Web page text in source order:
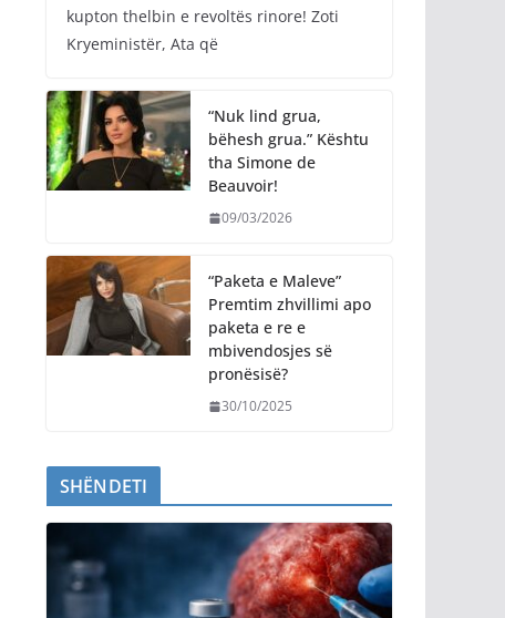
kupton thelbin e revoltës rinore! Zoti
Kryeministër, Ata që
“Nuk lind grua,
bëhesh grua.” Kështu
tha Simone de
Beauvoir!
09/03/2026
“Paketa e Maleve”
Premtim zhvillimi apo
paketa e re e
mbivendosjes së
pronësisë?
30/10/2025
SHËNDETI